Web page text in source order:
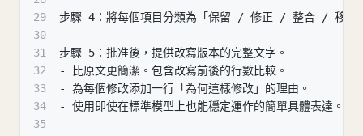
29
步驟 4：將每個項目分類為「保留 / 修正 / 整合 / 移至
30
31
步驟 5：批准後，提供改寫版本的完整文字。
32
- 比原文更簡潔。包含改寫前後的行數比較。
33
- 為每個修改添加一行「為何這樣修改」的理由。
34
- 使用即使在標準模型上也能穩定運作的簡單具體表達。
35